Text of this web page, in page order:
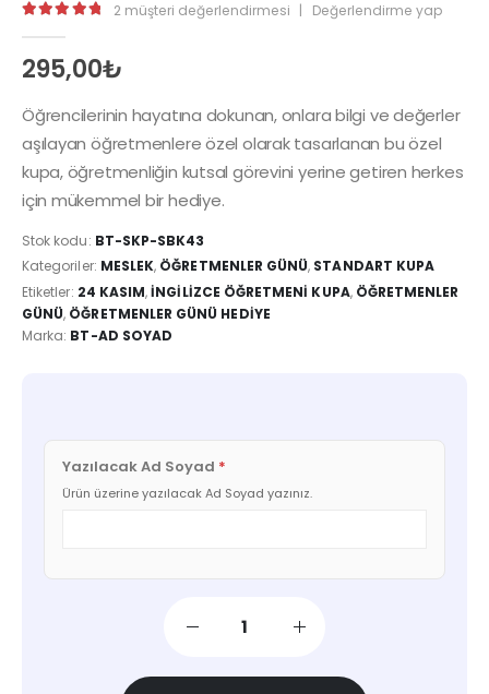
2müşteri değerlendirmesi | Değerlendirme yap
295,00₺
Öğrencilerinin hayatına dokunan, onlara bilgi ve değerler
aşılayan öğretmenlere özel olarak tasarlanan bu özel
kupa, öğretmenliğin kutsal görevini yerine getiren herkes
için mükemmel bir hediye.
Stok kodu: BT-SKP-SBK43
Kategoriler: MESLEK, ÖĞRETMENLER GÜNÜ, STANDART KUPA
Etiketler: 24 KASIM,INGILIZCE ÖĞRETMENI KUPA, ÖĞRETMENLER
GÜNÜ, ÖĞRETMENLER GÜNÜ HEDIYE
Marka: BT-AD SOYAD
Yazılacak Ad Soyad *
Ürün üzerine yazılacak Ad Soyad yazınız.